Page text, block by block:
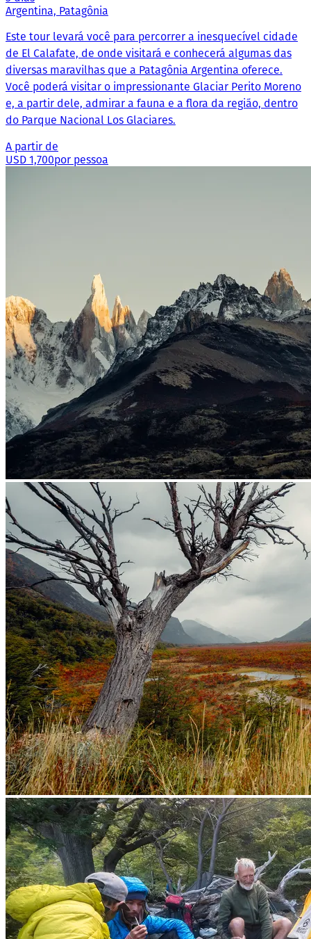
Argentina, Patagônia
Este tour levará você para percorrer a inesquecível cidade
de El Calafate, de onde visitará e conhecerá algumas das
diversas maravilhas que a Patagônia Argentina oferece.
Você poderá visitar o impressionante Glaciar Perito Moreno
e, a partir dele, admirar a fauna e a flora da região, dentro
do Parque Nacional Los Glaciares.
A partir de
USD 1,700por pessoa